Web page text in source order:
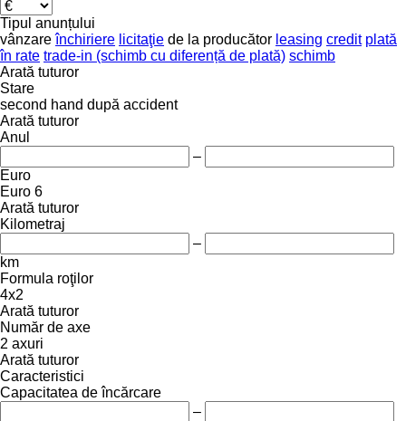
Tipul anunțului
vânzare închiriere licitaţie de la producător leasing credit plată
în rate trade-in (schimb cu diferență de plată) schimb
Arată tuturor
Stare
second hand după accident
Arată tuturor
Anul
–
Euro
Euro 6
Arată tuturor
Kilometraj
–
km
Formula roţilor
4x2
Arată tuturor
Număr de axe
2 axuri
Arată tuturor
Caracteristici
Capacitatea de încărcare
–